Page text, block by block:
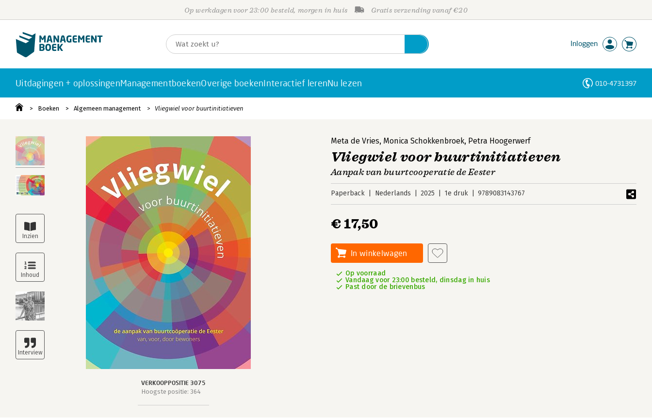
Op werkdagen voor 23:00 besteld, morgen in huis Gratis verzending vanaf €20
Inloggen
Uitdagingen + oplossingenManagementboekenOverige boekenInteractief lerenNu lezen 010-4731397
Boeken Algemeen management Vliegwiel voor buurtinitiatieven
VERKOOPPOSITIE 3075
Hoogste positie: 364
Meta de Vries, Monica Schokkenbroek, Petra Hoogerwerf
Vliegwiel voor buurtinitiatieven
Aanpak van buurtcooperatie de Eester
Paperback Nederlands 2025 1e druk 9789083143767
€ 17,50
In winkelwagen
Op voorraad
Vandaag voor 23:00 besteld, dinsdag in huis
Past door de brievenbus
Personen